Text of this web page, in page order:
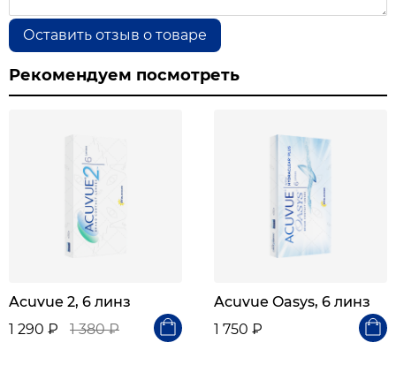
Оставить отзыв о товаре
Рекомендуем посмотреть
Acuvue 2, 6 линз
1 290 ₽
1 380 ₽
Acuvue Oasys, 6 линз
1 750 ₽